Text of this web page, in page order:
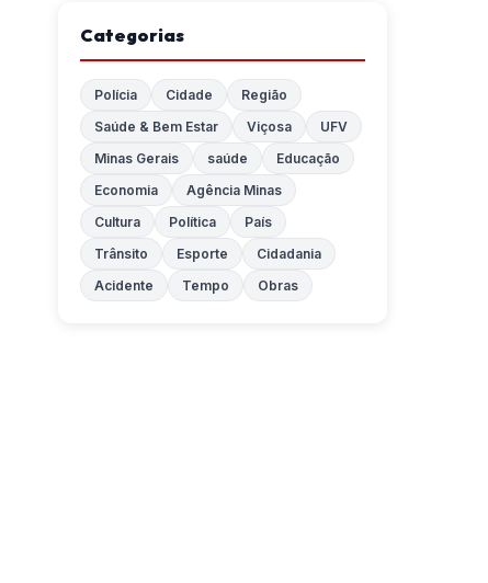
Categorias
Polícia Cidade
Região
Saúde & Bem Estar
Viçosa
UFV
Minas Gerais
saúde
Educação
Economia
Agência Minas
Cultura
Política
País
Trânsito
Esporte
Cidadania
Acidente
Tempo Obras